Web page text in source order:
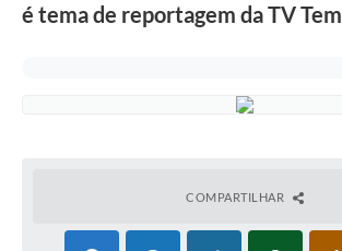
Secretarias
é tema de reportagem da TV Tem
COMPARTILHAR